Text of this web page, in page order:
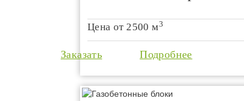
Цена от2500 м3
Заказать Подробнее